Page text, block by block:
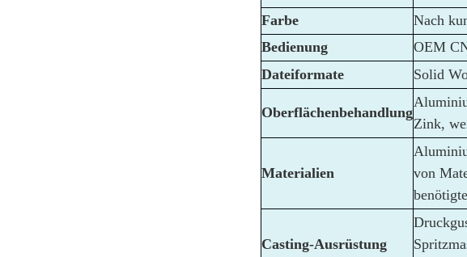
Farbe
Nach
Bedienung
OEM
Dateiformate
Solid
Oberflächenbehandlung
Zink,
Materialien
von
Casting-Ausrüstung